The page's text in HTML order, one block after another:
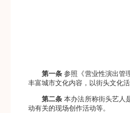
第一条 参照《营业性演出管
丰富城市文化内容，以街头文化
第二条 本办法所称街头艺人
动有关的现场创作活动等。